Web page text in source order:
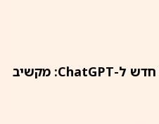
OpenAI השיקה עוזר קולי חדש ל-ChatGPT: מקשיב